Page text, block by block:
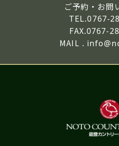
ご予約・お問
TEL.0767-
FAX.0767-
MAIL .